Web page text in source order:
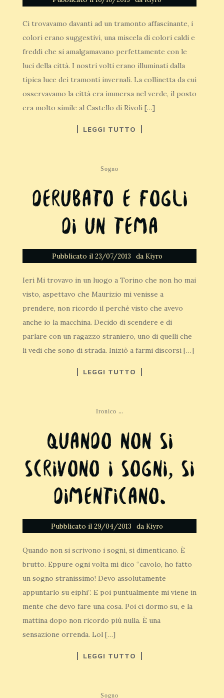
Ci trovavamo davanti ad un tramonto affascinante, i
colori erano suggestivi, una miscela di colori caldi e
freddi che si amalgamavano perfettamente con le
luci della città. I nostri volti erano illuminati dalla
tipica luce dei tramonti invernali. La collinetta da cui
osservavamo la città era immersa nel verde, il posto
era molto simile al Castello di Rivoli […]
LEGGI TUTTO
Sogno
Derubato e Fogli
di un tema
Pubblicato il 23/07/2013 da Kiyro
Ieri Mi trovavo in un luogo a Torino che non ho mai
visto, aspettavo che Maurizio mi venisse a
prendere, non ricordo il perché visto che avevo
anche io la macchina. Decido di scendere e di
parlare con un ragazzo straniero, uno di quelli che
li vedi che sono di strada. Iniziò a farmi discorsi […]
LEGGI TUTTO
Ironico ...
Quando non si
scrivono i sogni, si
dimenticano.
Pubblicato il 29/04/2013 da Kiyro
Quando non si scrivono i sogni, si dimenticano. È
brutto. Eppure ogni volta mi dico “cavolo, ho fatto
un sogno stranissimo! Devo assolutamente
appuntarlo su eiphi”. E poi puntualmente mi viene in
mente che devo fare una cosa. Poi ci dormo su, e la
mattina dopo non ricordo più nulla. È una
sensazione orrenda. Lol […]
LEGGI TUTTO
Sogno